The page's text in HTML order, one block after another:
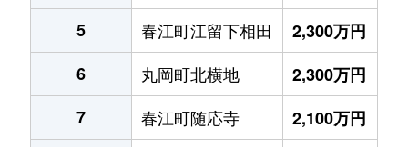
5
春江町江留下相田
2,300万円
6
丸岡町北横地
2,300万円
7
春江町随応寺
2,100万円